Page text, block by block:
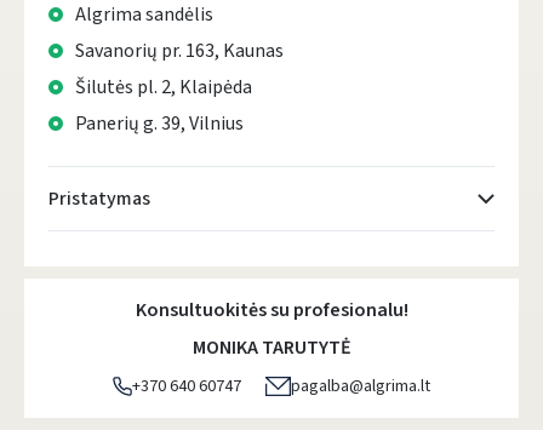
Algrima sandėlis
Savanorių pr. 163, Kaunas
Šilutės pl. 2, Klaipėda
Panerių g. 39, Vilnius
Pristatymas
Atsiėmimo taškai- 0.00 €
DPD kurjeris - 5.00 €
DPD paštomatai- 4.00 €
Konsultuokitės su profesionalu!
MONIKA TARUTYTĖ
+370 640 60747 pagalba@algrima.lt